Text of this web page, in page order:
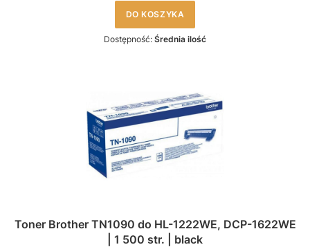
DO KOSZYKA
Dostępność: Średnia ilość
Toner Brother TN1090 do HL-1222WE, DCP-1622WE
| 1 500 str. | black